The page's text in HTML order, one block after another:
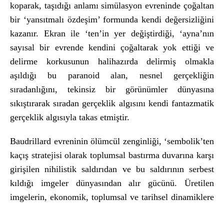
koparak, taşıdığı anlamı simülasyon evreninde çoğaltan
bir ‘yansıtmalı özdeşim’ formunda kendi değersizliğini
kazanır. Ekran ile ‘ten’in yer değiştirdiği, ‘ayna’nın
sayısal bir evrende kendini çoğaltarak yok ettiği ve
delirme korkusunun halihazırda delirmiş olmakla
aşıldığı bu paranoid alan, nesnel gerçekliğin
sıradanlığını, tekinsiz bir görünümler dünyasına
sıkıştırarak sıradan gerçeklik algısını kendi fantazmatik
gerçeklik algısıyla takas etmiştir.
Baudrillard evreninin ölümcül zenginliği, ‘sembolik’ten
kaçış stratejisi olarak toplumsal bastırma duvarına karşı
girişilen nihilistik saldırıdan ve bu saldırının serbest
kıldığı imgeler dünyasından alır gücünü. Üretilen
imgelerin, ekonomik, toplumsal ve tarihsel dinamiklere